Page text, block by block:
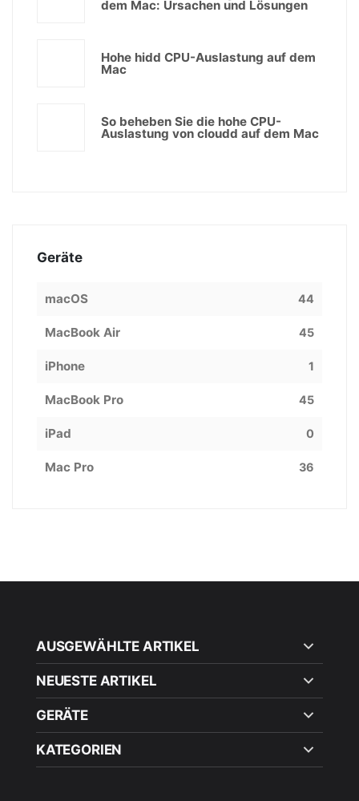
dem Mac: Ursachen und Lösungen
Hohe hidd CPU-Auslastung auf dem
Mac
So beheben Sie die hohe CPU-
Auslastung von cloudd auf dem Mac
Geräte
macOS 44
MacBook Air 45
iPhone 1
MacBook Pro 45
iPad 0
Mac Pro 36
AUSGEWÄHLTE ARTIKEL
NEUESTE ARTIKEL
GERÄTE
KATEGORIEN